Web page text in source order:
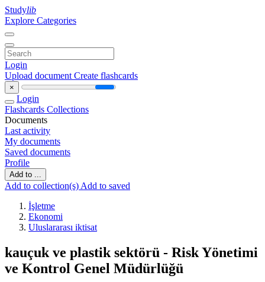
Studylib
Explore Categories
Login
Upload document Create flashcards
×
Login
Flashcards Collections
Documents
Last activity
My documents
Saved documents
Profile
Add to ...
Add to collection(s) Add to saved
İşletme
Ekonomi
Uluslararası iktisat
kauçuk ve plastik sektörü - Risk Yönetimi
ve Kontrol Genel Müdürlüğü